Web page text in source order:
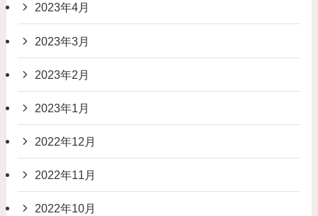
2023年4月
2023年3月
2023年2月
2023年1月
2022年12月
2022年11月
2022年10月